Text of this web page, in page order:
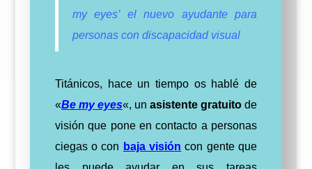
my eyes’ el nuevo ayudante para
personas con discapacidad visual
Titánicos, hace un tiempo os hablé de
«Be my eyes«, unasistente gratuito de
visión que pone en contacto a personas
ciegas o con baja visión con gente que